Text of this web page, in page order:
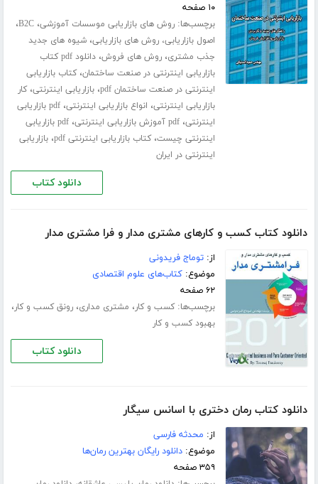
۱۰ صفحه
برچسب‌ها:روش های بازاریابی موسسات آموزشی،B2C،
اصول بازاریابی، روش های بازاریابی،شیوه های جدید
جذب مشتری،روش های فروش،
دانلود pdf کتاب
بازاریابی اینترنتی در صنعت ساختمان،کتاب بازاریابی
اینترنتی در صنعت ساختمان pdf
،بازاریابی اینترنتی،کار
بازاریابی اینترنتی، انواع بازاریابی اینترنتی،
pdf بازاریابی
اینترنتی،pdf آموزش بازاریابی اینترنتی ،
pdf بازاریابی
اینترنتی چیست،کتاب بازاریابی اینترنتی pdf ،بازاریابی
اینترنتی در ایران
دانلود کتاب
دانلود کتاب کسب و کارهای مشتری مدار و فرا مشتری مدار
از:توماج فریدونی
موضوع:کتاب‌های علوم اقتصادی
۶۲ صفحه
برچسب‌ها:کسب و کار، مشتری مداری،رونق کسب و کار،
بهبود کسب و کار
دانلود کتاب
دانلود کتاب رمان دختری با اسانس سیگار
از: محدثه فارسی
موضوع:دانلود رایگان بهترین رمان‌ها
۳۵۹ صفحه